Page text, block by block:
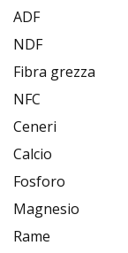
ADF
NDF
Fibra grezza
NFC
Ceneri
Calcio
Fosforo
Magnesio
Rame